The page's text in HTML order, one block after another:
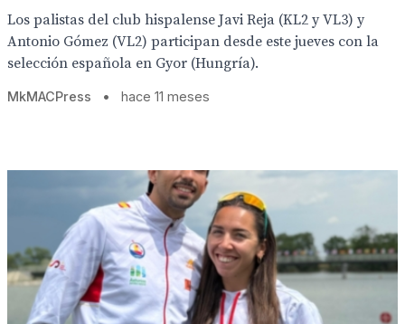
Los palistas del club hispalense Javi Reja (KL2 y VL3) y
Antonio Gómez (VL2) participan desde este jueves con la
selección española en Gyor (Hungría).
MkMACPress • hace 11 meses